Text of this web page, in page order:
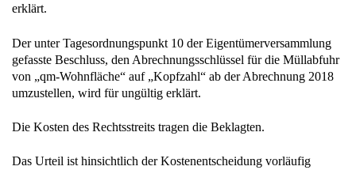
erklärt.
Der unter Tagesordnungspunkt 10 der Eigentümerversammlung
gefasste Beschluss, den Abrechnungsschlüssel für die Müllabfuhr
von „qm-Wohnfläche“ auf „Kopfzahl“ ab der Abrechnung 2018
umzustellen, wird für ungültig erklärt.
Die Kosten des Rechtsstreits tragen die Beklagten.
Das Urteil ist hinsichtlich der Kostenentscheidung vorläufig